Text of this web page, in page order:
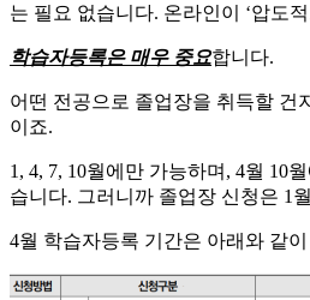
는 필요 없습니다. 온라인이 ‘압도
학습자등록은 매우 중요합니다.
어떤 전공으로 졸업장을 취득할 건
이죠.
​1, 4, 7, 10월에만 가능하며, 4월 10
습니다. 그러니까 졸업장 신청은 1
​4월 학습자등록 기간은 아래와 같